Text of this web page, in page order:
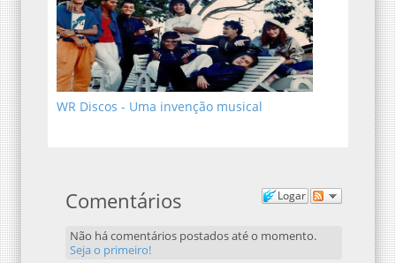
WR Discos - Uma invenção musical
Logar
Comentários
Não há comentários postados até o momento.
Seja o primeiro!